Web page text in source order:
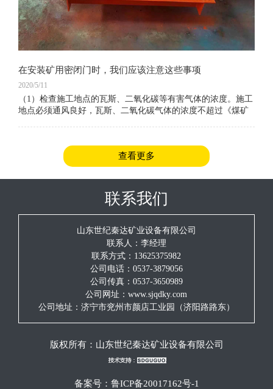
在安装矿用密闭门时，我们应该注意这些事项
2020/5/11
（1）检查施工地点的瓦斯、二氧化碳等有害气体的浓度。施工
地点必须通风良好，瓦斯、二氧化碳气体的浓度不超过《煤矿
查看更多
联系我们
山东世纪秦达矿业设备有限公司
联系人：李经理
联系方式：13625375982
公司电话：0537-3879056
公司传真：0537-3650989
公司网址：www.sjqdky.com
公司地址：济宁市兖州市颜店工业园（济阳路路东）
版权所有： 山东世纪秦达矿业设备有限公司
备案号： 鲁ICP备20017162号-1